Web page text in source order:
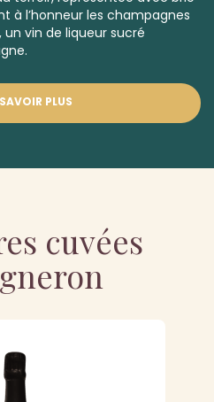
à l’honneur les champagnes
vin de liqueur sucré
PLUS
cuvées